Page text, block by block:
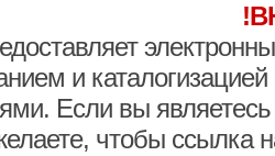
и
Если вы являетесь
чтобы ссылка